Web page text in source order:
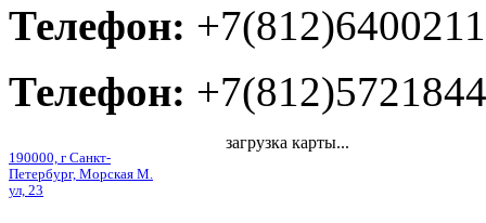
Телефон: +7(812)6400211
Телефон: +7(812)5721844
190000, г Санкт-
Петербург, Морская М.
ул, 23
загрузка карты...